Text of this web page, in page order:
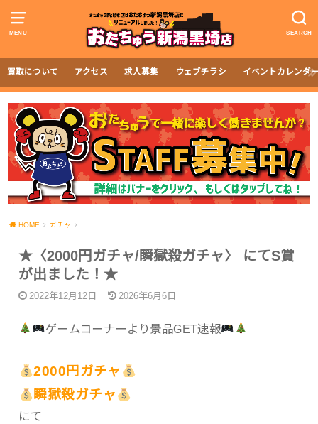
MENU SEARCH
買取について アクセス 求人募集 ウェブチラシ イベントカレンダ
HOME ガチャ
★〈2000円ガチャ/瞬獄殺ガチャ〉 にてS賞
が出ました！★
2022年12月12日 2026年6月6日
ゲームコーナーより景品GET速報
2000円ガチャ
瞬獄殺ガチャ
にて